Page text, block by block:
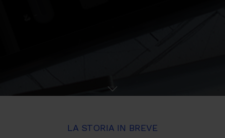
LA STORIA IN BREVE